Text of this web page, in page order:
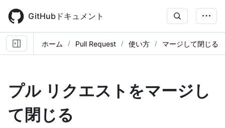
main
content
GitHubドキュメント
ホーム Pull Request 使い方 マージして閉じる
プル リクエストをマージし
て閉じる